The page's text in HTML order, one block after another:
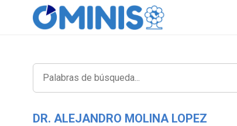
DR. ALEJANDRO MOLINA LOPEZ